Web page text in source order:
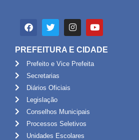
PREFEITURA E CIDADE
Prefeito e Vice Prefeita
Secretarias
Diários Oficiais
Legislação
Conselhos Municipais
Processos Seletivos
Unidades Escolares